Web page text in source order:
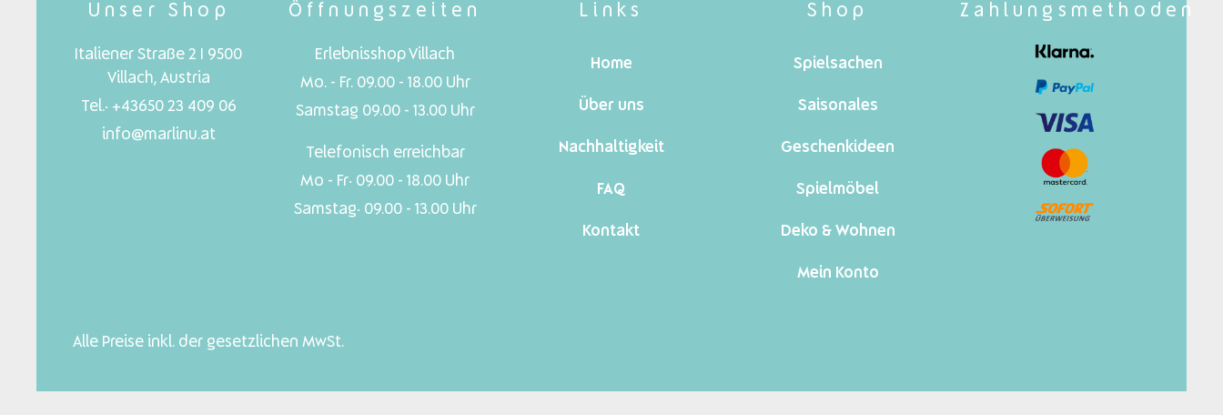
Unser Shop
Italiener Straße 2 I 9500
Villach, Austria
Tel.: +43650 23 409 06
info@marlinu.at
Öffnungszeiten
Erlebnisshop Villach
Mo. - Fr. 09.00 - 18.00 Uhr
Samstag 09.00 - 13.00 Uhr
Telefonisch erreichbar
Mo - Fr: 09.00 - 18.00 Uhr
Samstag: 09.00 - 13.00 Uhr
Links
Home
Über uns
Nachhaltigkeit
FAQ
Kontakt
Shop
Spielsachen
Saisonales
Geschenkideen
Spielmöbel
Deko & Wohnen
Mein Konto
Zahlungsmethoden
Alle Preise inkl. der gesetzlichen MwSt.